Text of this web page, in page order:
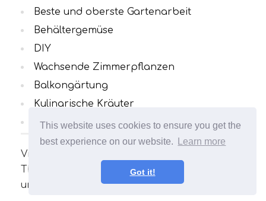
This website uses cookies to ensure you get the
best experience on our website.
Learn more
Got it!
Viele interessante und nützliche Artikel zum
Thema Gartenarbeit. Ihr Garten wird
unvergleichlich sein
Beste und oberste Gartenarbeit
Behältergemüse
DIY
Wachsende Zimmerpflanzen
Balkongärtung
Kulinarische Kräuter
Alle Kategorien